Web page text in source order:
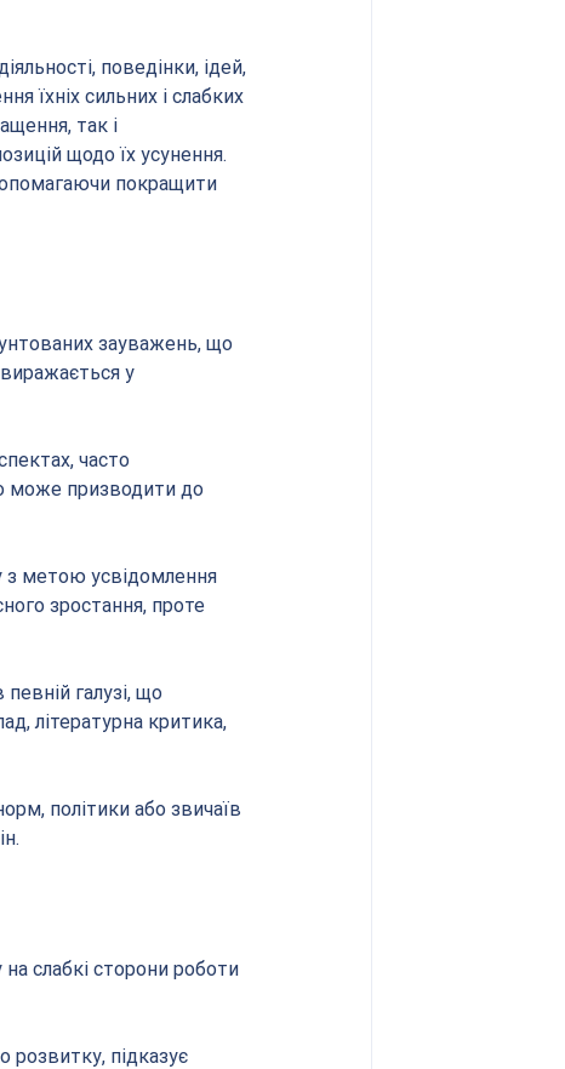
поведінки, ідей,
їхніх сильних і слабких
так і
щодо їх усунення.
покращити
зауважень, що
у
часто
може призводити до
з метою усвідомлення
зростання, проте
галузі, що
літературна критика,
політики або звичаїв
слабкі сторони роботи
підказує